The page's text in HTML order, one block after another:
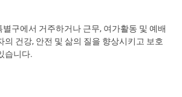
구에서 거주하거나 근무, 여가활동 및 예배
의 건강, 안전 및 삶의 질을 향상시키고 보호
습니다.